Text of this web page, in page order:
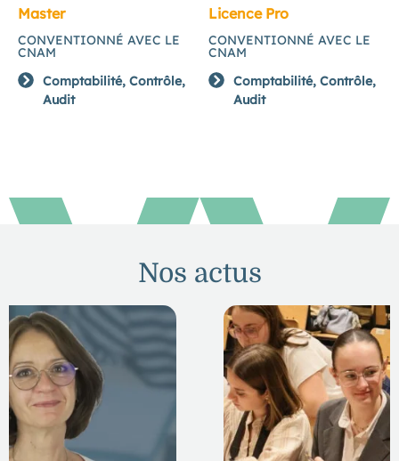
Master
CONVENTIONNÉ AVEC LE
CNAM
Comptabilité, Contrôle,
Audit
Licence Pro
CONVENTIONNÉ AVEC LE
CNAM
Comptabilité, Contrôle,
Audit
Nos actus